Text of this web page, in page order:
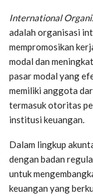
International
adalah organisasi
mempromosikan
modal dan
pasar modal yang
memiliki anggota
termasuk otoritas
institusi keuangan.
Dalam lingkup
dengan badan
untuk
keuangan yang